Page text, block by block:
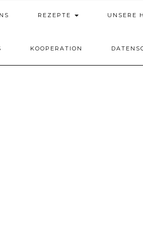
REZEPTE UNSERE
KOOPERATION